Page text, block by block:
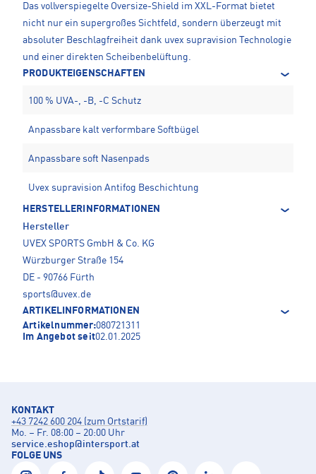
Das vollverspiegelte Oversize-Shield im XXL-Format bietet
nicht nur ein supergroßes Sichtfeld, sondern überzeugt mit
absoluter Beschlagfreiheit dank uvex supravision Technologie
und einer direkten Scheibenbelüftung.
PRODUKTEIGENSCHAFTEN
100 % UVA-, -B, -C Schutz
Anpassbare kalt verformbare Softbügel
Anpassbare soft Nasenpads
Uvex supravision Antifog Beschichtung
HERSTELLERINFORMATIONEN
Hersteller
UVEX SPORTS GmbH & Co. KG
Würzburger Straße 154
DE - 90766 Fürth
sports@uvex.de
ARTIKELINFORMATIONEN
Artikelnummer:080721311
Im Angebot seit02.01.2025
KONTAKT
+43 7242 600 204 (zum Ortstarif)
Mo. – Fr. 08:00 – 20:00 Uhr
service.eshop@intersport.at
FOLGE UNS